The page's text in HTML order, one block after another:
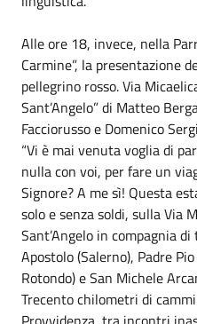
Alle ore 18, invece, nella
Carmine”, la presentazione
pellegrino rosso. Via
Sant’Angelo” di Matteo
Facciorusso e Domenico
“Vi è mai venuta voglia di
nulla con voi, per fare un
Signore? A me sì! Questa
solo e senza soldi, sulla Via
Sant’Angelo in compagnia
Apostolo (Salerno), Padre
Rotondo) e San Michele
Trecento chilometri di